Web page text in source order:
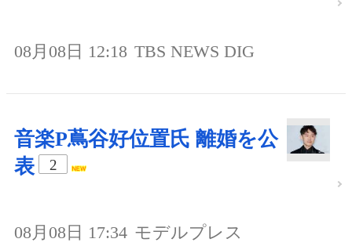
08月08日 12:18 TBS NEWS DIG
音楽P蔦谷好位置氏 離婚を公
表
2
08月08日 17:34 モデルプレス